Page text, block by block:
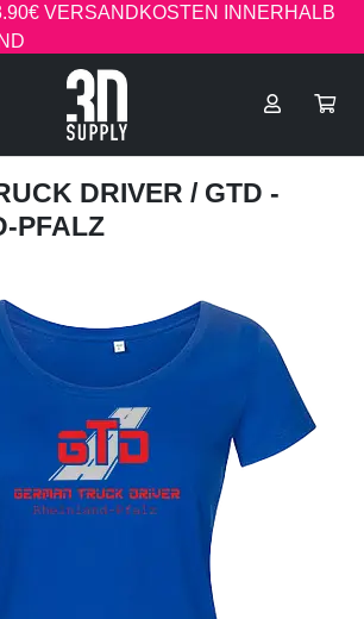
VERSANDKOSTEN INNERHALB
DRIVER / GTD -
PFALZ